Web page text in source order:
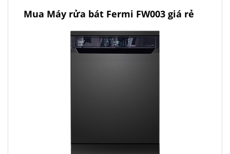
Mua Máy rửa bát Fermi FW003 giá rẻ